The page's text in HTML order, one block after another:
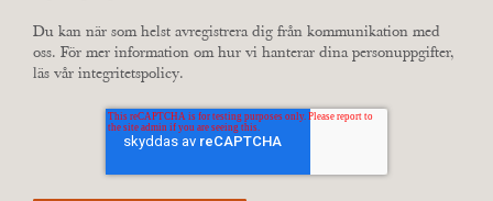
Du kan när som helst avregistrera dig från kommunikation med
oss. För mer information om hur vi hanterar dina personuppgifter,
läs vår integritetspolicy.